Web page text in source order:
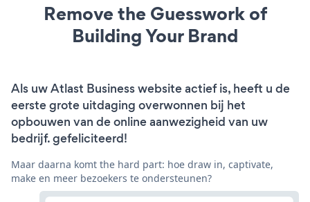
Remove the Guesswork of
Building Your Brand
Als uw Atlast Business website actief is, heeft u de
eerste grote uitdaging overwonnen bij het
opbouwen van de online aanwezigheid van uw
bedrijf. gefeliciteerd!
Maar daarna komt the hard part: hoe draw in, captivate,
make en meer bezoekers te ondersteunen?